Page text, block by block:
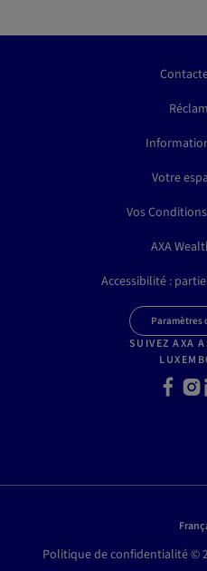
Votre
Vos
AXA
Accessibilité :
Paramètres
SUIVEZ AXA
Politique de confidentialité ©